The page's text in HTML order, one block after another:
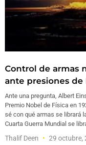
Control de armas
ante presiones de
Ante una pregunta, Albert
Premio Nobel de Física en
sé con qué armas se librará
Cuarta Guerra Mundial se
Thalif Deen 29 octubre,